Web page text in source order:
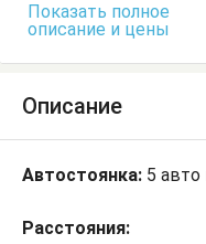
Показать полное
описание и цены
Описание
Автостоянка: 5
Расстояния: